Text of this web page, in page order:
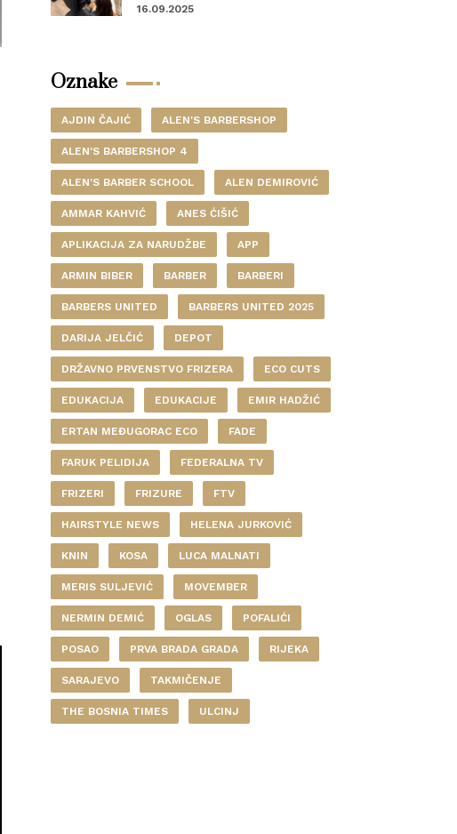
16.09.2025
Oznake
AJDIN ČAJIĆ ALEN'S BARBERSHOP
ALEN'S BARBERSHOP 4
ALEN'S BARBER SCHOOL ALEN DEMIROVIĆ
AMMAR KAHVIĆ ANES ĆIŠIĆ
APLIKACIJA ZA NARUDŽBE APP
ARMIN BIBER BARBER BARBERI
BARBERS UNITED BARBERS UNITED 2025
DARIJA JELČIĆ DEPOT
DRŽAVNO PRVENSTVO FRIZERA ECO CUTS
EDUKACIJA EDUKACIJE EMIR HADŽIĆ
ERTAN MEĐUGORAC ECO FADE
FARUK PELIDIJA FEDERALNA TV
FRIZERI FRIZURE FTV
HAIRSTYLE NEWS HELENA JURKOVIĆ
KNIN KOSA LUCA MALNATI
MERIS SULJEVIĆ MOVEMBER
NERMIN DEMIĆ OGLAS POFALIĆI
POSAO PRVA BRADA GRADA RIJEKA
SARAJEVO TAKMIČENJE
THE BOSNIA TIMES ULCINJ